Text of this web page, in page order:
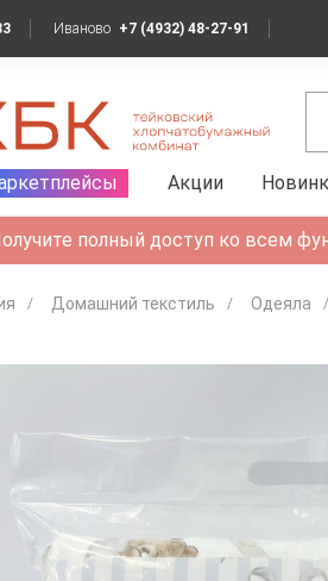
Иваново +7 (4932) 48-27-91
Акции
полный доступ ко всем
Домашний текстиль Одеяла